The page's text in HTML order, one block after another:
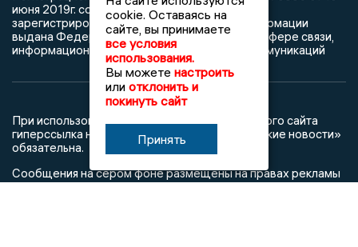
июня 2019г. согласно выписке из реестра
зарегистрированных средств массовой информации
выдана Федеральной службой по надзору в сфере связи,
информационных технологий и массовых коммуникаций
При использовании любого материала с данного сайта
гиперссылка на Сетевое издание «Воронежские новости»
обязательна.
Сообщения на сером фоне размещены на правах рекламы
cookie. Оставаясь на
сайте, вы принимаете
все условия
использования.
Вы можете настроить
или отклонить и
покинуть сайт
Принять